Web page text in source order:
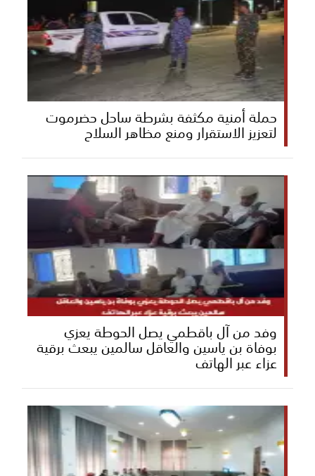
حملة أمنية مكثفة بشرطة ساحل حضرموت
لتعزيز الاستقرار ومنع مظاهر السلاح
وفد من آل باقطمي يصل الحوطة يعزي
بوفاة بن ياسين والعاقل سالمين يبعث برقية
عزاء عبر الهاتف